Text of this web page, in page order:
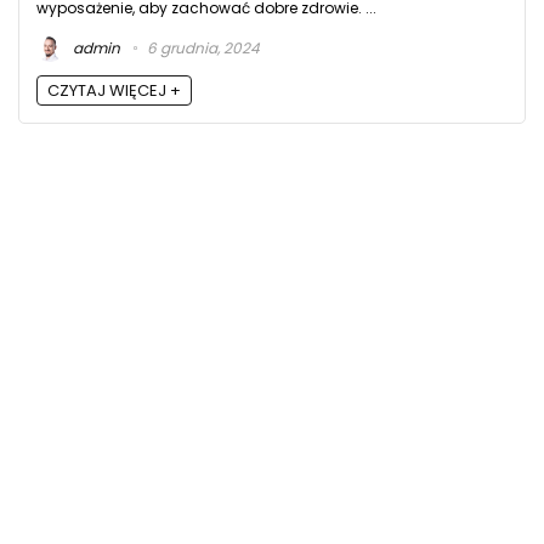
wyposażenie, aby zachować dobre zdrowie. ...
admin
6 grudnia, 2024
CZYTAJ WIĘCEJ +